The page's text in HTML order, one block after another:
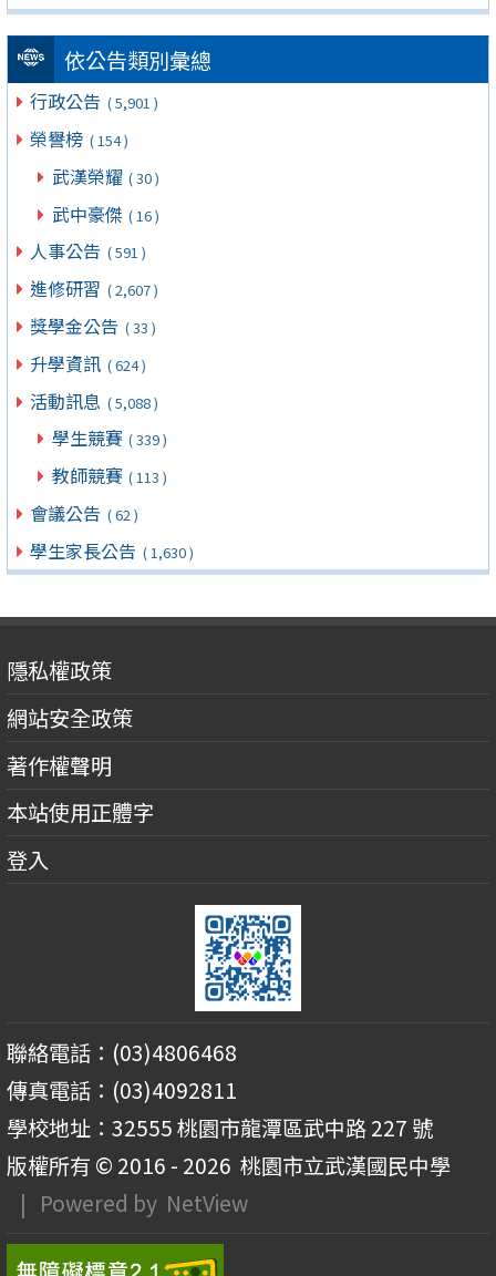
依公告類別彙總
行政公告 ( 5,901 )
榮譽榜 ( 154 )
武漢榮耀 ( 30 )
武中豪傑 ( 16 )
人事公告 ( 591 )
進修研習 ( 2,607 )
獎學金公告 ( 33 )
升學資訊 ( 624 )
活動訊息 ( 5,088 )
學生競賽 ( 339 )
教師競賽 ( 113 )
會議公告 ( 62 )
學生家長公告 ( 1,630 )
隱私權政策
網站安全政策
著作權聲明
本站使用正體字
登入
聯絡電話：(03)4806468
傳真電話：(03)4092811
學校地址：32555 桃園市龍潭區武中路 227 號
版權所有 © 2016 - 2026 桃園市立武漢國民中學
| Powered by NetView